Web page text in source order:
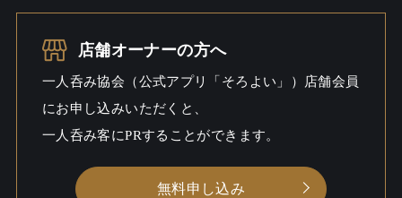
一人呑み店舗オーナーの方へ
一人呑み協会（公式アプリ「そろよい」）店舗会員
にお申し込みいただくと、
一人呑み客にPRすることができます。
無料申し込み